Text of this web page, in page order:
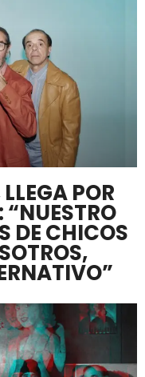
POR
“NUESTRO
DE CHICOS